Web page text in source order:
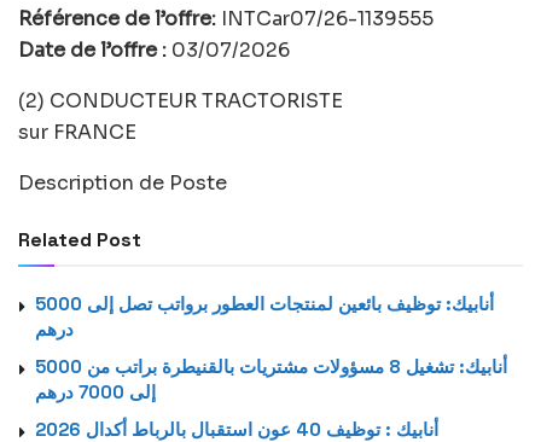
Référence de l’offre: INTCar07/26-1139555
Date de l’offre : 03/07/2026
(2) CONDUCTEUR TRACTORISTE
sur FRANCE
Description de Poste
Related Post
أنابيك: توظيف بائعين لمنتجات العطور برواتب تصل إلى 5000
درهم
أنابيك: تشغيل 8 مسؤولات مشتريات بالقنيطرة براتب من 5000
إلى 7000 درهم
أنابيك : توظيف 40 عون استقبال بالرباط أكدال 2026